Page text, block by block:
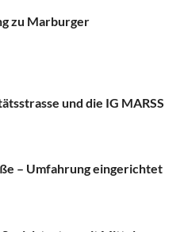
zu Marburger
und die IG MARSS
­– Umfahrung eingerichtet